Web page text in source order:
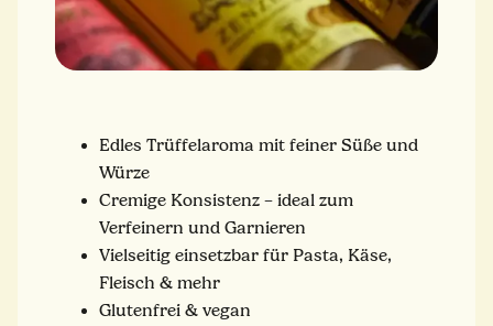
Edles Trüffelaroma mit feiner Süße und
Würze
Cremige Konsistenz – ideal zum
Verfeinern und Garnieren
Vielseitig einsetzbar für Pasta, Käse,
Fleisch & mehr
Glutenfrei & vegan